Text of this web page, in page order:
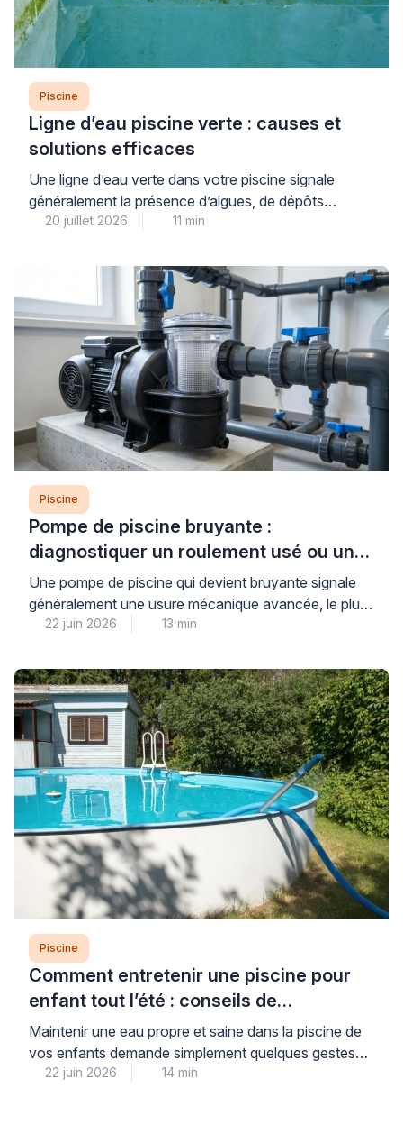
Piscine
Ligne d’eau piscine verte : causes et
solutions efficaces
Une ligne d’eau verte dans votre piscine signale
généralement la présence d’algues, de dépôts
organiques ou de résidus calcaires qui se fixent à la
problème courant, aussi inesthétique qu’il puisse
paraître, se traite efficacement à condition d’identifier
précisément sa nature et d’adopter une méthode
progressive adaptée […]
20 juillet 2026 11 min
Piscine
Pompe de piscine bruyante :
diagnostiquer un roulement usé ou un
défaut mécanique
Une pompe de piscine qui devient bruyante signale
généralement une usure mécanique avancée, le plus
souvent au niveau des roulements, ou un défaut
l’ensemble du système de filtration. Cette situation,
fréquente après plusieurs saisons d’utilisation,
nécessite un diagnostic rapide pour éviter une
détérioration complète du moteur et préserver la […]
22 juin 2026 13 min
Piscine
Comment entretenir une piscine pour
enfant tout l’été : conseils de
professionnel
Maintenir une eau propre et saine dans la piscine de
vos enfants demande simplement quelques gestes
réguliers mais faciles à intégrer dans votre routine
22 juin 2026 14 min